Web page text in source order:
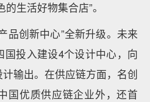
生活好物集合店”。
品创新中心”全新升级。未来
国投入建设4个设计中心，向
输出。在供应链方面，名创
国优质供应链企业外，还首